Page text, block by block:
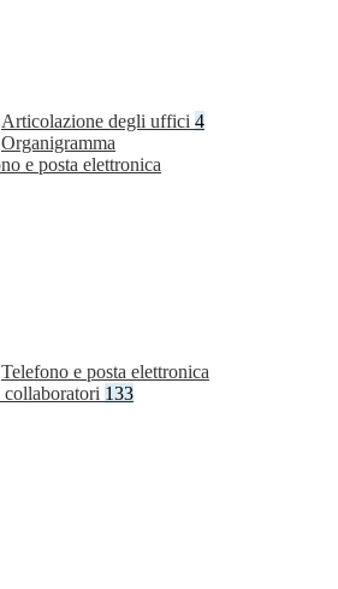
Articolazione degli uffici 4
Organigramma
e posta elettronica
Telefono e posta elettronica
133